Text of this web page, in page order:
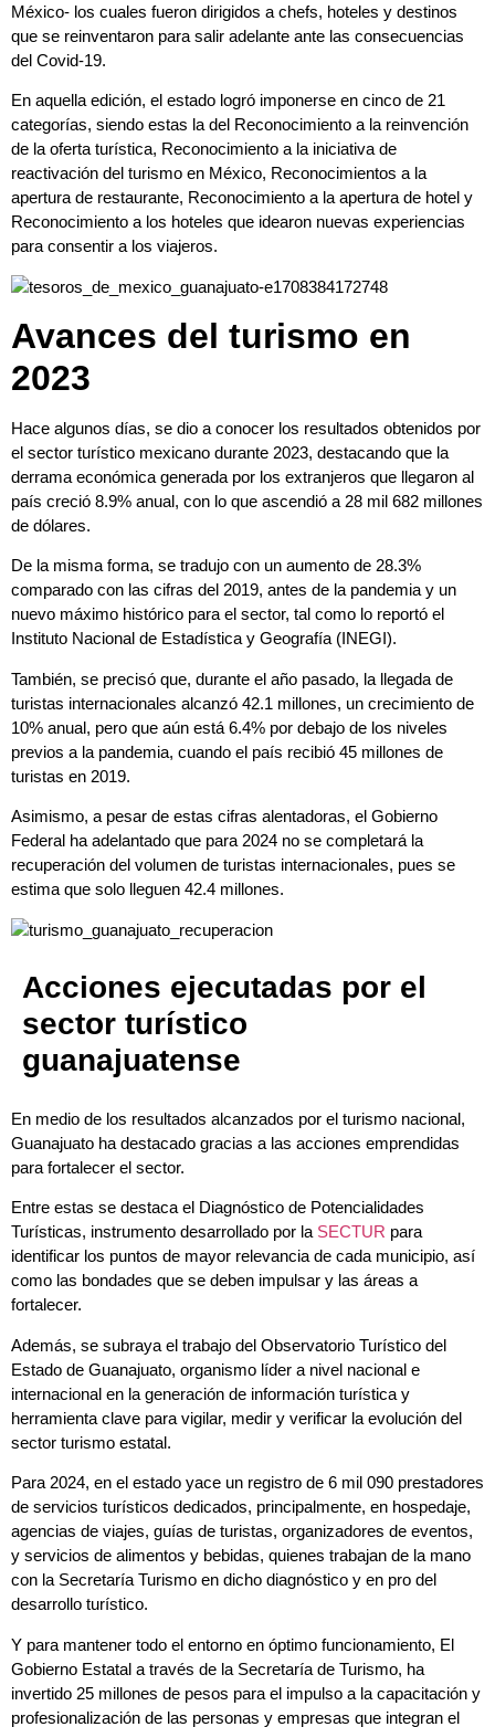
México- los cuales fueron dirigidos a chefs, hoteles y destinos
que se reinventaron para salir adelante ante las consecuencias
del Covid-19.
En aquella edición, el estado logró imponerse en cinco de 21
categorías, siendo estas la del Reconocimiento a la reinvención
de la oferta turística, Reconocimiento a la iniciativa de
reactivación del turismo en México, Reconocimientos a la
apertura de restaurante, Reconocimiento a la apertura de hotel y
Reconocimiento a los hoteles que idearon nuevas experiencias
para consentir a los viajeros.
Avances del turismo en
2023
Hace algunos días, se dio a conocer los resultados obtenidos por
el sector turístico mexicano durante 2023, destacando que la
derrama económica generada por los extranjeros que llegaron al
país creció 8.9% anual, con lo que ascendió a 28 mil 682 millones
de dólares.
De la misma forma, se tradujo con un aumento de 28.3%
comparado con las cifras del 2019, antes de la pandemia y un
nuevo máximo histórico para el sector, tal como lo reportó el
Instituto Nacional de Estadística y Geografía (INEGI).
También, se precisó que, durante el año pasado, la llegada de
turistas internacionales alcanzó 42.1 millones, un crecimiento de
10% anual, pero que aún está 6.4% por debajo de los niveles
previos a la pandemia, cuando el país recibió 45 millones de
turistas en 2019.
Asimismo, a pesar de estas cifras alentadoras, el Gobierno
Federal ha adelantado que para 2024 no se completará la
recuperación del volumen de turistas internacionales, pues se
estima que solo lleguen 42.4 millones.
Acciones ejecutadas por el
sector turístico
guanajuatense
En medio de los resultados alcanzados por el turismo nacional,
Guanajuato ha destacado gracias a las acciones emprendidas
para fortalecer el sector.
Entre estas se destaca el Diagnóstico de Potencialidades
Turísticas, instrumento desarrollado por la SECTUR para
identificar los puntos de mayor relevancia de cada municipio, así
como las bondades que se deben impulsar y las áreas a
fortalecer.
Además, se subraya el trabajo del Observatorio Turístico del
Estado de Guanajuato, organismo líder a nivel nacional e
internacional en la generación de información turística y
herramienta clave para vigilar, medir y verificar la evolución del
sector turismo estatal.
Para 2024, en el estado yace un registro de 6 mil 090 prestadores
de servicios turísticos dedicados, principalmente, en hospedaje,
agencias de viajes, guías de turistas, organizadores de eventos,
y servicios de alimentos y bebidas, quienes trabajan de la mano
con la Secretaría Turismo en dicho diagnóstico y en pro del
desarrollo turístico.
Y para mantener todo el entorno en óptimo funcionamiento, El
Gobierno Estatal a través de la Secretaría de Turismo, ha
invertido 25 millones de pesos para el impulso a la capacitación y
profesionalización de las personas y empresas que integran el